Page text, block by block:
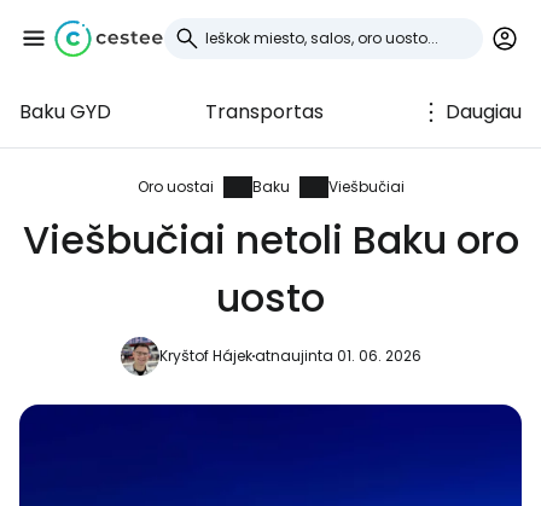
Baku GYD Transportas Daugiau
Oro uostai Baku Viešbučiai
Viešbučiai netoli Baku oro
uosto
Kryštof Hájekatnaujinta 01. 06. 2026
Prisijunkite prie
Cestee
... pasaulinė kelionių bendruomenė